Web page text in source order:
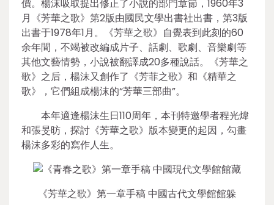
價。楊沫吸取提出修正了小說的部門章節，1960年3
月《芳華之歌》第2版由國民文學出書社出書，第3版
出書于1978年1月。《芳華之歌》自覺表到此刻的60
余年間，不竭被改編成片子、話劇、歌劇、音樂劇等
其他文藝情勢，小說被翻譯成20多種說話。《芳華之
歌》之后，楊沫又創作了《芳菲之歌》和《精華之
歌》，它們組成楊沫的“芳華三部曲”。
本年適逢楊沫生日110周年，本刊特邀學者程光煒
和張旻昉，探討《芳華之歌》版本變更的起因，勾畫
楊沫多彩的寫作人生。
《芳華之歌》第一章手稿 中國古代文學館館躲